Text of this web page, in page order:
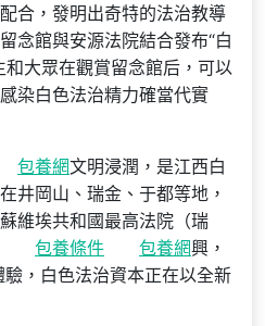
合，發明出奇特的法治教導
念館與安源法院結合發布“白
大眾在觀賞留念館后，可以
染白色法治精力確當代實
包養網文明浸潤，是江西白
井岡山、瑞金、于都等地，
維埃共和國最高法院（瑞
包養條件 包養網興，
，白色法治資本正在以全新